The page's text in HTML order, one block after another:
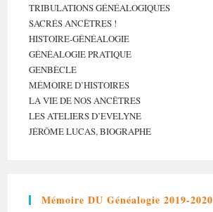
TRIBULATIONS GÉNÉALOGIQUES
SACRÉS ANCÊTRES !
HISTOIRE-GÉNÉALOGIE
GÉNÉALOGIE PRATIQUE
GENBÈCLE
MÉMOIRE D’HISTOIRES
LA VIE DE NOS ANCÊTRES
LES ATELIERS D’EVELYNE
JÉRÔME LUCAS, BIOGRAPHE
Mémoire DU Généalogie 2019-2020